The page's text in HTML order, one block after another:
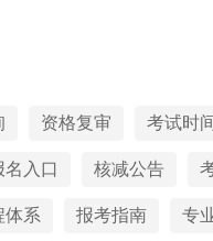
资格复审 考试时间
名入口 核减公告
体系 报考指南 专